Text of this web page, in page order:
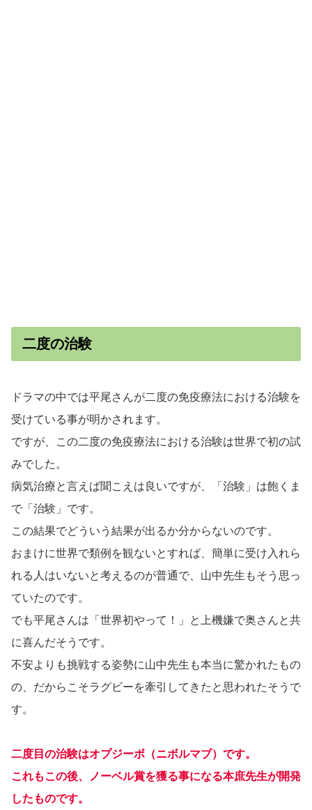
二度の治験
ドラマの中では平尾さんが二度の免疫療法における治験を
受けている事が明かされます。
ですが、この二度の免疫療法における治験は世界で初の試
みでした。
病気治療と言えば聞こえは良いですが、「治験」は飽くま
で「治験」です。
この結果でどういう結果が出るか分からないのです。
おまけに世界で類例を観ないとすれば、簡単に受け入れら
れる人はいないと考えるのが普通で、山中先生もそう思っ
ていたのです。
でも平尾さんは「世界初やって！」と上機嫌で奥さんと共
に喜んだそうです。
不安よりも挑戦する姿勢に山中先生も本当に驚かれたもの
の、だからこそラグビーを牽引してきたと思われたそうで
す。
二度目の治験はオプジーボ（ニボルマブ）です。
これもこの後、ノーベル賞を獲る事になる本庶先生が開発
したものです。